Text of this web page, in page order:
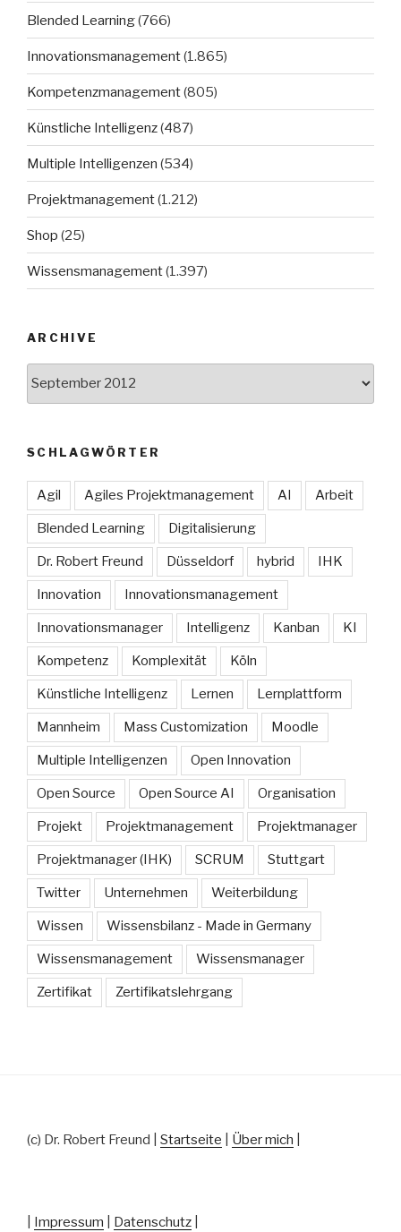
Blended Learning(766)
Innovationsmanagement(1.865)
Kompetenzmanagement(805)
Künstliche Intelligenz(487)
Multiple Intelligenzen (534)
Projektmanagement(1.212)
Shop (25)
Wissensmanagement(1.397)
ARCHIVE
SCHLAGWÖRTER
Agil Agiles Projektmanagement AI Arbeit
Blended Learning Digitalisierung
Dr. Robert Freund Düsseldorf hybrid IHK
Innovation Innovationsmanagement
Innovationsmanager Intelligenz Kanban KI
Kompetenz Komplexität Köln
Künstliche Intelligenz Lernen Lernplattform
Mannheim Mass Customization Moodle
Multiple Intelligenzen Open Innovation
Open Source Open Source AI Organisation
Projekt Projektmanagement Projektmanager
Projektmanager (IHK) SCRUM Stuttgart
Twitter Unternehmen Weiterbildung
Wissen Wissensbilanz - Made in Germany
Wissensmanagement Wissensmanager
Zertifikat Zertifikatslehrgang
(c) Dr. Robert Freund | Startseite Über mich
Impressum Datenschutz